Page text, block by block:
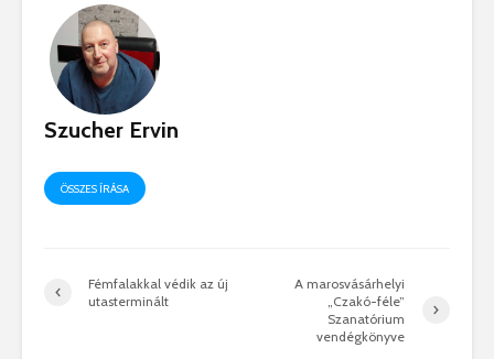
Szucher Ervin
ÖSSZES ÍRÁSA
Fémfalakkal védik az új
utasterminált
A marosvásárhelyi
„Czakó-féle”
Szanatórium
vendégkönyve